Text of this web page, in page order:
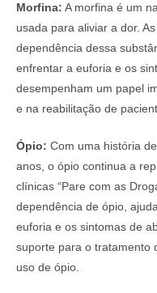
Morfina: A morfina é um
usada para aliviar a dor.
dependência dessa
enfrentar a euforia e os
desempenham um papel
e na reabilitação de
Ópio: Com uma história
anos, o ópio continua a
clínicas “Pare com as
dependência de ópio,
euforia e os sintomas de
suporte para o tratamento
uso de ópio.